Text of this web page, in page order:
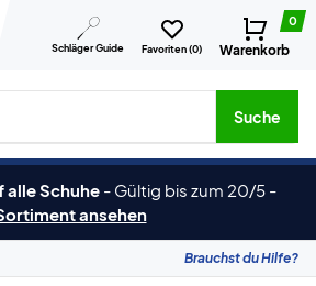
Schläger Guide Favoriten (0)
0
Warenkorb
Marken usw.
Suche
alle Schuhe - Gültig bis zum 20/5 -
ansehen
Brauchst du Hilfe?